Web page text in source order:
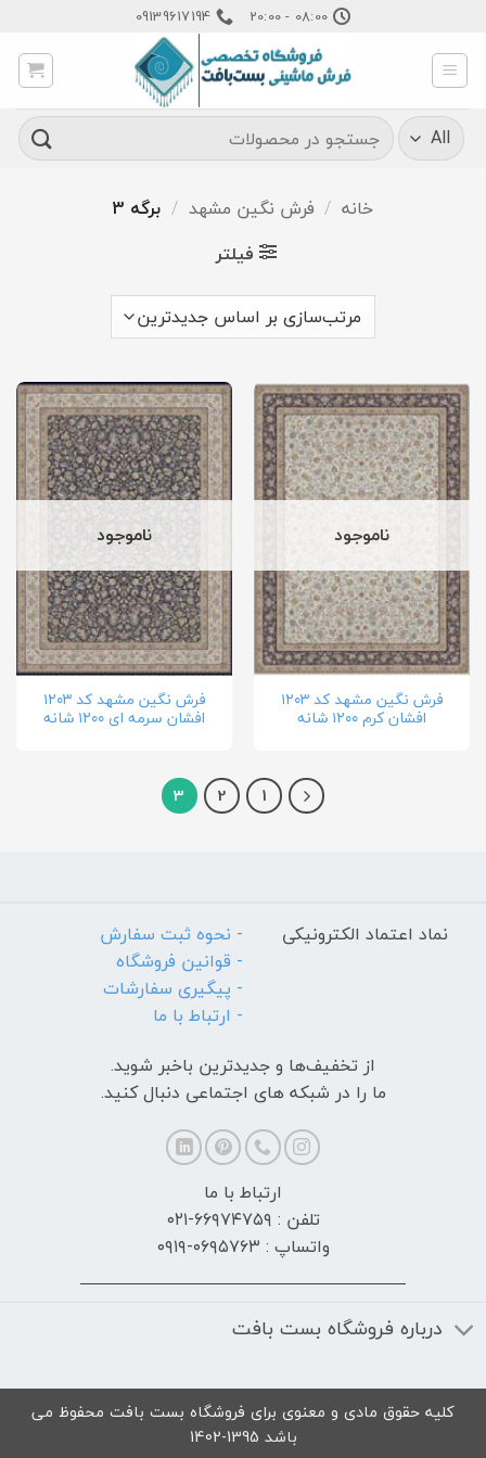
content
08:00 - 20:00
09139617194
جستجو
برای:
خانه / فرش نگین مشهد / برگه 3
فیلتر
ناموجود
فرش نگین مشهد کد ۱۲۰۳
افشان کرم ۱۲۰۰ شانه
ناموجود
فرش نگین مشهد کد ۱۲۰۳
افشان سرمه ای ۱۲۰۰ شانه
1
2
3
نماد اعتماد الکترونیکی
- نحوه ثبت سفارش
- قوانین فروشگاه
- پیگیری سفارشات
- ارتباط با ما
از تخفیف‌ها و جدیدترین‌ باخبر شوید.
ما را در شبکه های اجتماعی دنبال کنید.
ارتباط با ما
تلفن : ۶۶۹۷۴۷۵۹-۰۲۱
واتساپ : ۰۶۹۵۷۶۳-۰۹۱۹
درباره فروشگاه بست بافت
کلیه حقوق مادی و معنوی برای فروشگاه بست بافت محفوظ می
باشد 1395-1402